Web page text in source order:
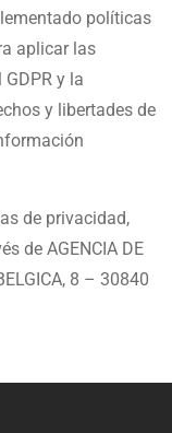
políticas
aplicar las
y la
y libertades de
de privacidad,
de AGENCIA DE
8 – 30840